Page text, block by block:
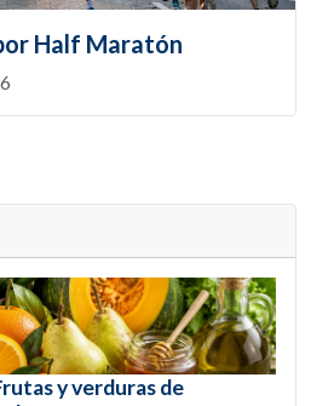
Half Maratón
y verduras de